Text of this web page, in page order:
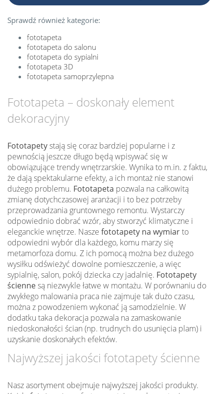
Sprawdź również kategorie:
fototapeta
fototapeta do salonu
fototapeta do sypialni
fototapeta 3D
fototapeta samoprzylepna
Fototapeta – doskonały element
dekoracyjny
Fototapetystają się coraz bardziej popularne i z
pewnością jeszcze długo będą wpisywać się w
obowiązujące trendy wnętrzarskie. Wynika to m.in. z faktu,
że dają spektakularne efekty, a ich montaż nie stanowi
dużego problemu. Fototapeta pozwala na całkowitą
zmianę dotychczasowej aranżacji i to bez potrzeby
przeprowadzania gruntownego remontu. Wystarczy
odpowiednio dobrać wzór, aby stworzyć klimatyczne i
eleganckie wnętrze. Nasze fototapety na wymiarto
odpowiedni wybór dla każdego, komu marzy się
metamorfoza domu. Z ich pomocą można bez dużego
wysiłku odświeżyć dowolne pomieszczenie, a więc
sypialnię, salon, pokój dziecka czy jadalnię. Fototapety
ściennesą niezwykle łatwe w montażu. W porównaniu do
zwykłego malowania praca nie zajmuje tak dużo czasu,
można z powodzeniem wykonać ją samodzielnie. W
dodatku taka dekoracja pozwala na zamaskowanie
niedoskonałości ścian (np. trudnych do usunięcia plam) i
uzyskanie doskonałych efektów.
Najwyższej jakości fototapety ścienne
Nasz asortyment obejmuje najwyższej jakości produkty.